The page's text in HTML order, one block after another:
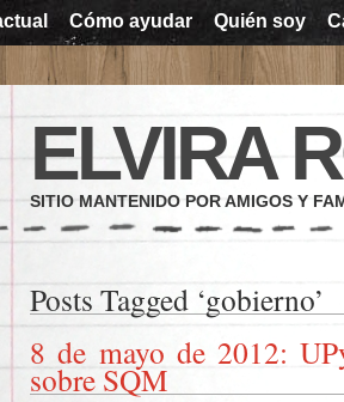
Cómo ayudar Quién soy
ELVIRA
SITIO MANTENIDO POR AMIGOS Y
Posts Tagged ‘gobierno’
8 de mayo de 2012:
sobre SQM